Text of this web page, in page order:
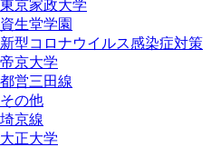
東京家政大学
資生堂学園
新型コロナウイルス感染症対策
帝京大学
都営三田線
その他
埼京線
大正大学